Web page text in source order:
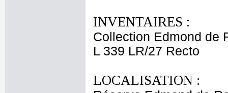
INVENTAIRES :
Collection Edmond de
L 339 LR/27 Recto
LOCALISATION :